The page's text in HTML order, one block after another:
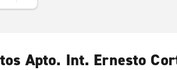
Apto. Int. Ernesto